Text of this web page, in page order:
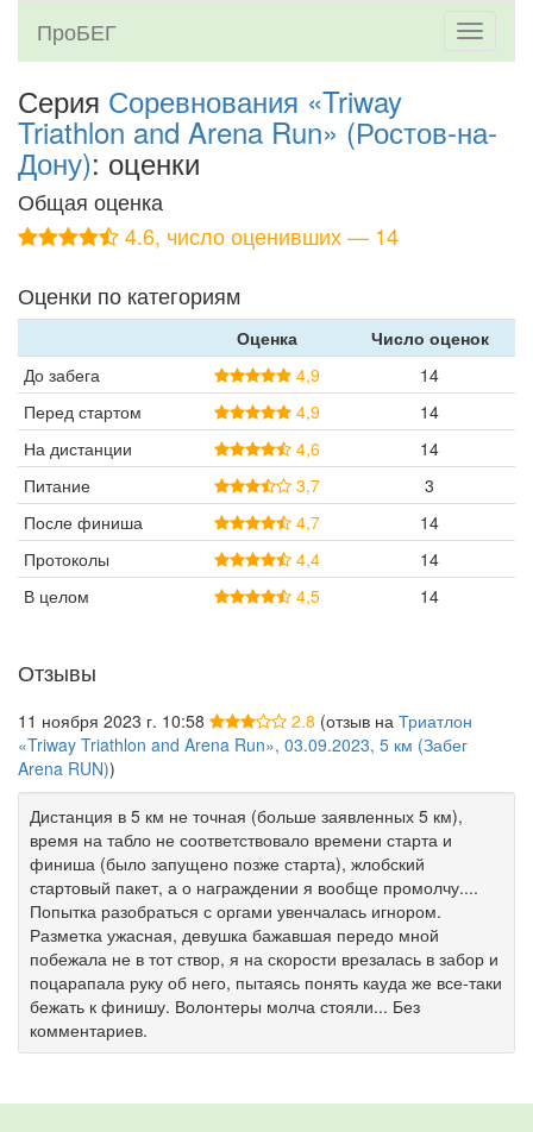
Toggle
ПроБЕГ
Серия Соревнования «Triway
Triathlon and Arena Run» (Ростов-на-
Дону): оценки
Общая оценка
4.6, число оценивших — 14
Оценки по категориям
Оценка
Число оценок
До забега
4,9
14
Перед стартом
4,9
14
На дистанции
4,6
14
Питание
3,7
3
После финиша
4,7
14
Протоколы
4,4
14
В целом
4,5 14
Отзывы
11 ноября 2023 г. 10:58 2.8 (отзыв на Триатлон
«Triway Triathlon and Arena Run», 03.09.2023, 5 км (Забег
Arena RUN))
Дистанция в 5 км не точная (больше заявленных 5 км),
время на табло не соответствовало времени старта и
финиша (было запущено позже старта), жлобский
стартовый пакет, а о награждении я вообще промолчу....
Попытка разобраться с оргами увенчалась игнором.
Разметка ужасная, девушка бажавшая передо мной
побежала не в тот створ, я на скорости врезалась в забор и
поцарапала руку об него, пытаясь понять кауда же все-таки
бежать к финишу. Волонтеры молча стояли... Без
комментариев.